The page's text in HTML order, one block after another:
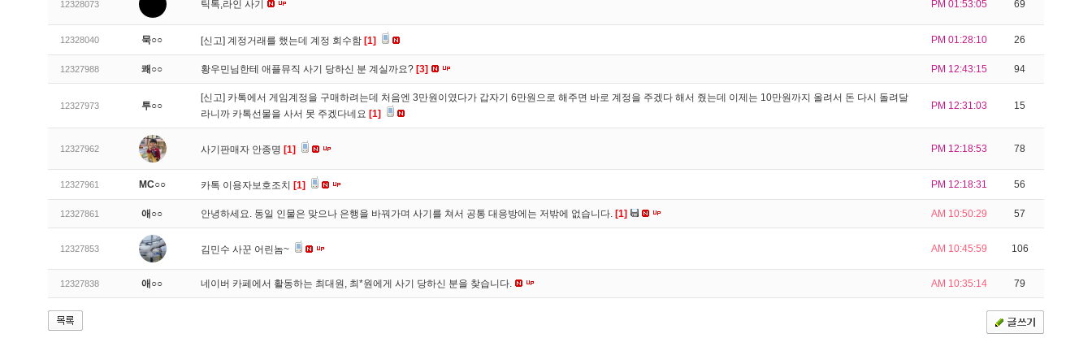
12328073 틱톡,라인 사기 PM 01:53:05 69
12328040 묵○○ [신고] 계정거래를 했는데 계정 회수함 [1] PM 01:28:10 26
12327988 쾌○○ 황우민님한테 애플뮤직 사기 당하신 분 계실까요? [3] PM 12:43:15 94
12327973 투○○
[신고] 카톡에서 게임계정을 구매하려는데 처음엔 3만원이였다가 갑자기 6만원으로 해주면 바로 계정을 주겠다 해서 줬는데 이제는 10만원까지 올려서 돈 다시 돌려달
라니까 카톡선물을 사서 못 주겠다네요 [1]
PM 12:31:03 15
12327962 사기판매자 안종명 [1] PM 12:18:53 78
12327961 MC○○ 카톡 이용자보호조치 [1] PM 12:18:31 56
12327861 애○○ 안녕하세요. 동일 인물은 맞으나 은행을 바꿔가며 사기를 쳐서 공통 대응방에는 저밖에 없습니다. [1] AM 10:50:29 57
12327853 김민수 사꾼 어린놈~ AM 10:45:59 106
12327838 애○○ 네이버 카페에서 활동하는 최대원, 최*원에게 사기 당하신 분을 찾습니다. AM 10:35:14 79